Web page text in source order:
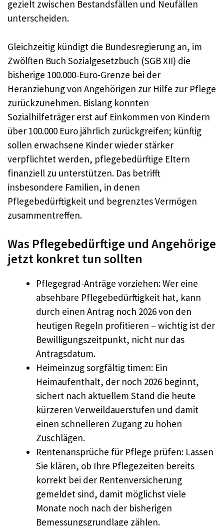
gezielt zwischen Bestandsfällen und Neufällen
unterscheiden.
Gleichzeitig kündigt die Bundesregierung an, im
Zwölften Buch Sozialgesetzbuch (SGB XII) die
bisherige 100.000‑Euro-Grenze bei der
Heranziehung von Angehörigen zur Hilfe zur Pflege
zurückzunehmen. Bislang konnten
Sozialhilfeträger erst auf Einkommen von Kindern
über 100.000 Euro jährlich zurückgreifen; künftig
sollen erwachsene Kinder wieder stärker
verpflichtet werden, pflegebedürftige Eltern
finanziell zu unterstützen. Das betrifft
insbesondere Familien, in denen
Pflegebedürftigkeit und begrenztes Vermögen
zusammentreffen.
Was Pflegebedürftige und Angehörige
jetzt konkret tun sollten
Pflegegrad-Anträge vorziehen: Wer eine
absehbare Pflegebedürftigkeit hat, kann
durch einen Antrag noch 2026 von den
heutigen Regeln profitieren – wichtig ist der
Bewilligungszeitpunkt, nicht nur das
Antragsdatum.
Heimeinzug sorgfältig timen: Ein
Heimaufenthalt, der noch 2026 beginnt,
sichert nach aktuellem Stand die heute
kürzeren Verweildauerstufen und damit
einen schnelleren Zugang zu hohen
Zuschlägen.
Rentenansprüche für Pflege prüfen: Lassen
Sie klären, ob Ihre Pflegezeiten bereits
korrekt bei der Rentenversicherung
gemeldet sind, damit möglichst viele
Monate noch nach der bisherigen
Bemessungsgrundlage zählen.